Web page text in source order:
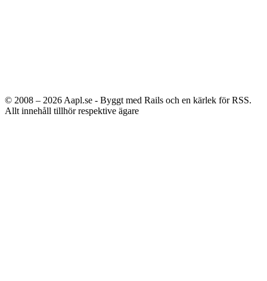
© 2008 – 2026 Aapl.se - Byggt med Rails och en kärlek för RSS.
Allt innehåll tillhör respektive ägare